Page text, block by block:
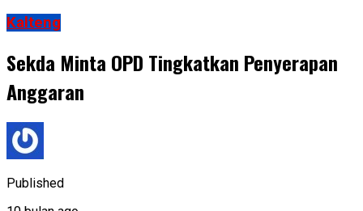
Kalteng
Sekda Minta OPD Tingkatkan Penyerapan
Anggaran
Published